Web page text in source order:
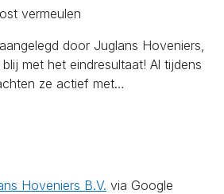
vermeulen
door Juglans Hoveniers,
met het eindresultaat! Al tijdens
ze actief met…
Hoveniers B.V. via Google